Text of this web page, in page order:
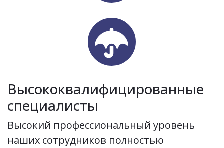
fas
fa-
umbrella
Высококвалифицированные
специалисты
Высокий профессиональный уровень
наших сотрудников полностью